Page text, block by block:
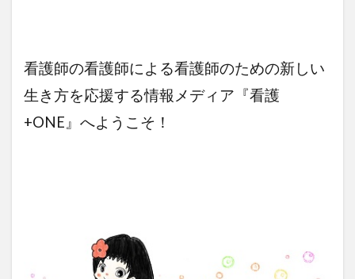
看護師の看護師による看護師のための新しい
生き方を応援する情報メディア『看護
+ONE』へようこそ！